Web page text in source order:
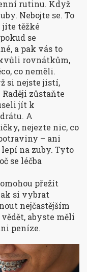
rutinu. Když
Nebojte se. To
těžké
se
a pak vás to
rovnátkům,
co neměli.
si nejste jistí,
zůstaňte
jít k
A
nejezte nic, co
– ani
lepí na zuby. Tyto
se léčba
přežít
si vybrat
nejčastějším
abyste měli
peníze.